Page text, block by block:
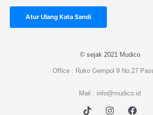
Atur Ulang Kata Sandi
© sejak 2021 Mudico
Office : Ruko Gempol 9 No.27
Mail : info@mudico.id